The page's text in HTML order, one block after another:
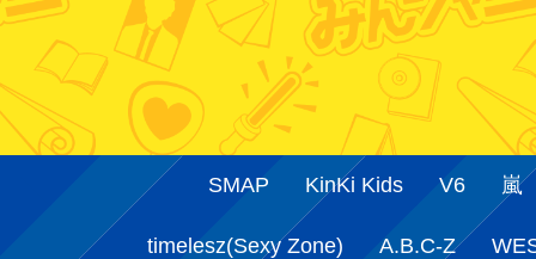
SMAP KinKi Kids V6 嵐
timelesz(Sexy Zone) A.B.C-Z